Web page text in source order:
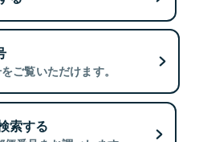
ご覧いただけます。
索する